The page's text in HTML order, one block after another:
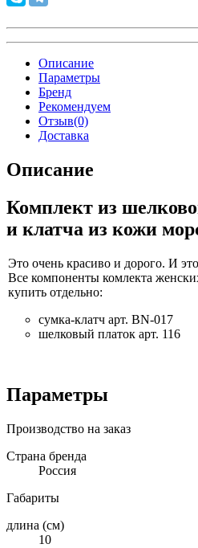
Описание
Параметры
Бренд
Рекомендуем
Отзыв(0)
Доставка
Описание
Комплект из
и клатча из кожи
Это очень красиво и дорого. И
Все компоненты комлекта
купить отдельно:
сумка-клатч арт. BN-017
шелковый платок арт. 116
Параметры
Производство на заказ
Страна бренда
Россия
Габариты
длина (см)
10